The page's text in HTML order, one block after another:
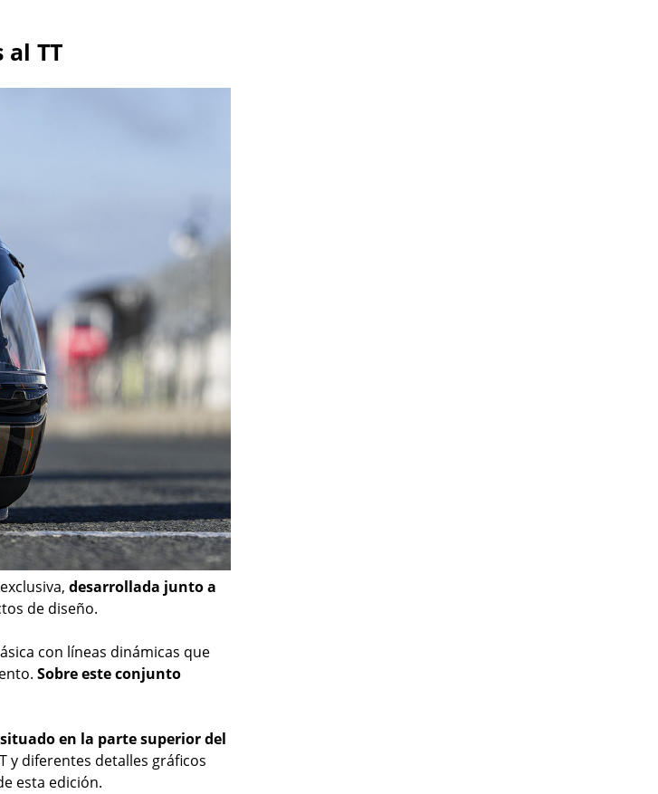
TT
desarrollada junto a
de diseño.
con líneas dinámicas que
Sobre este conjunto
en la parte superior del
y diferentes detalles gráficos
esta edición.